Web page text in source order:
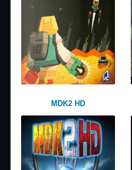
MDK2 HD